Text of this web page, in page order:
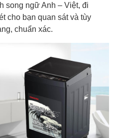
lại khi có điện Tự động vệ sinh
song ngữ Anh – Việt, đi
cho bạn quan sát và tùy
chuẩn xác.